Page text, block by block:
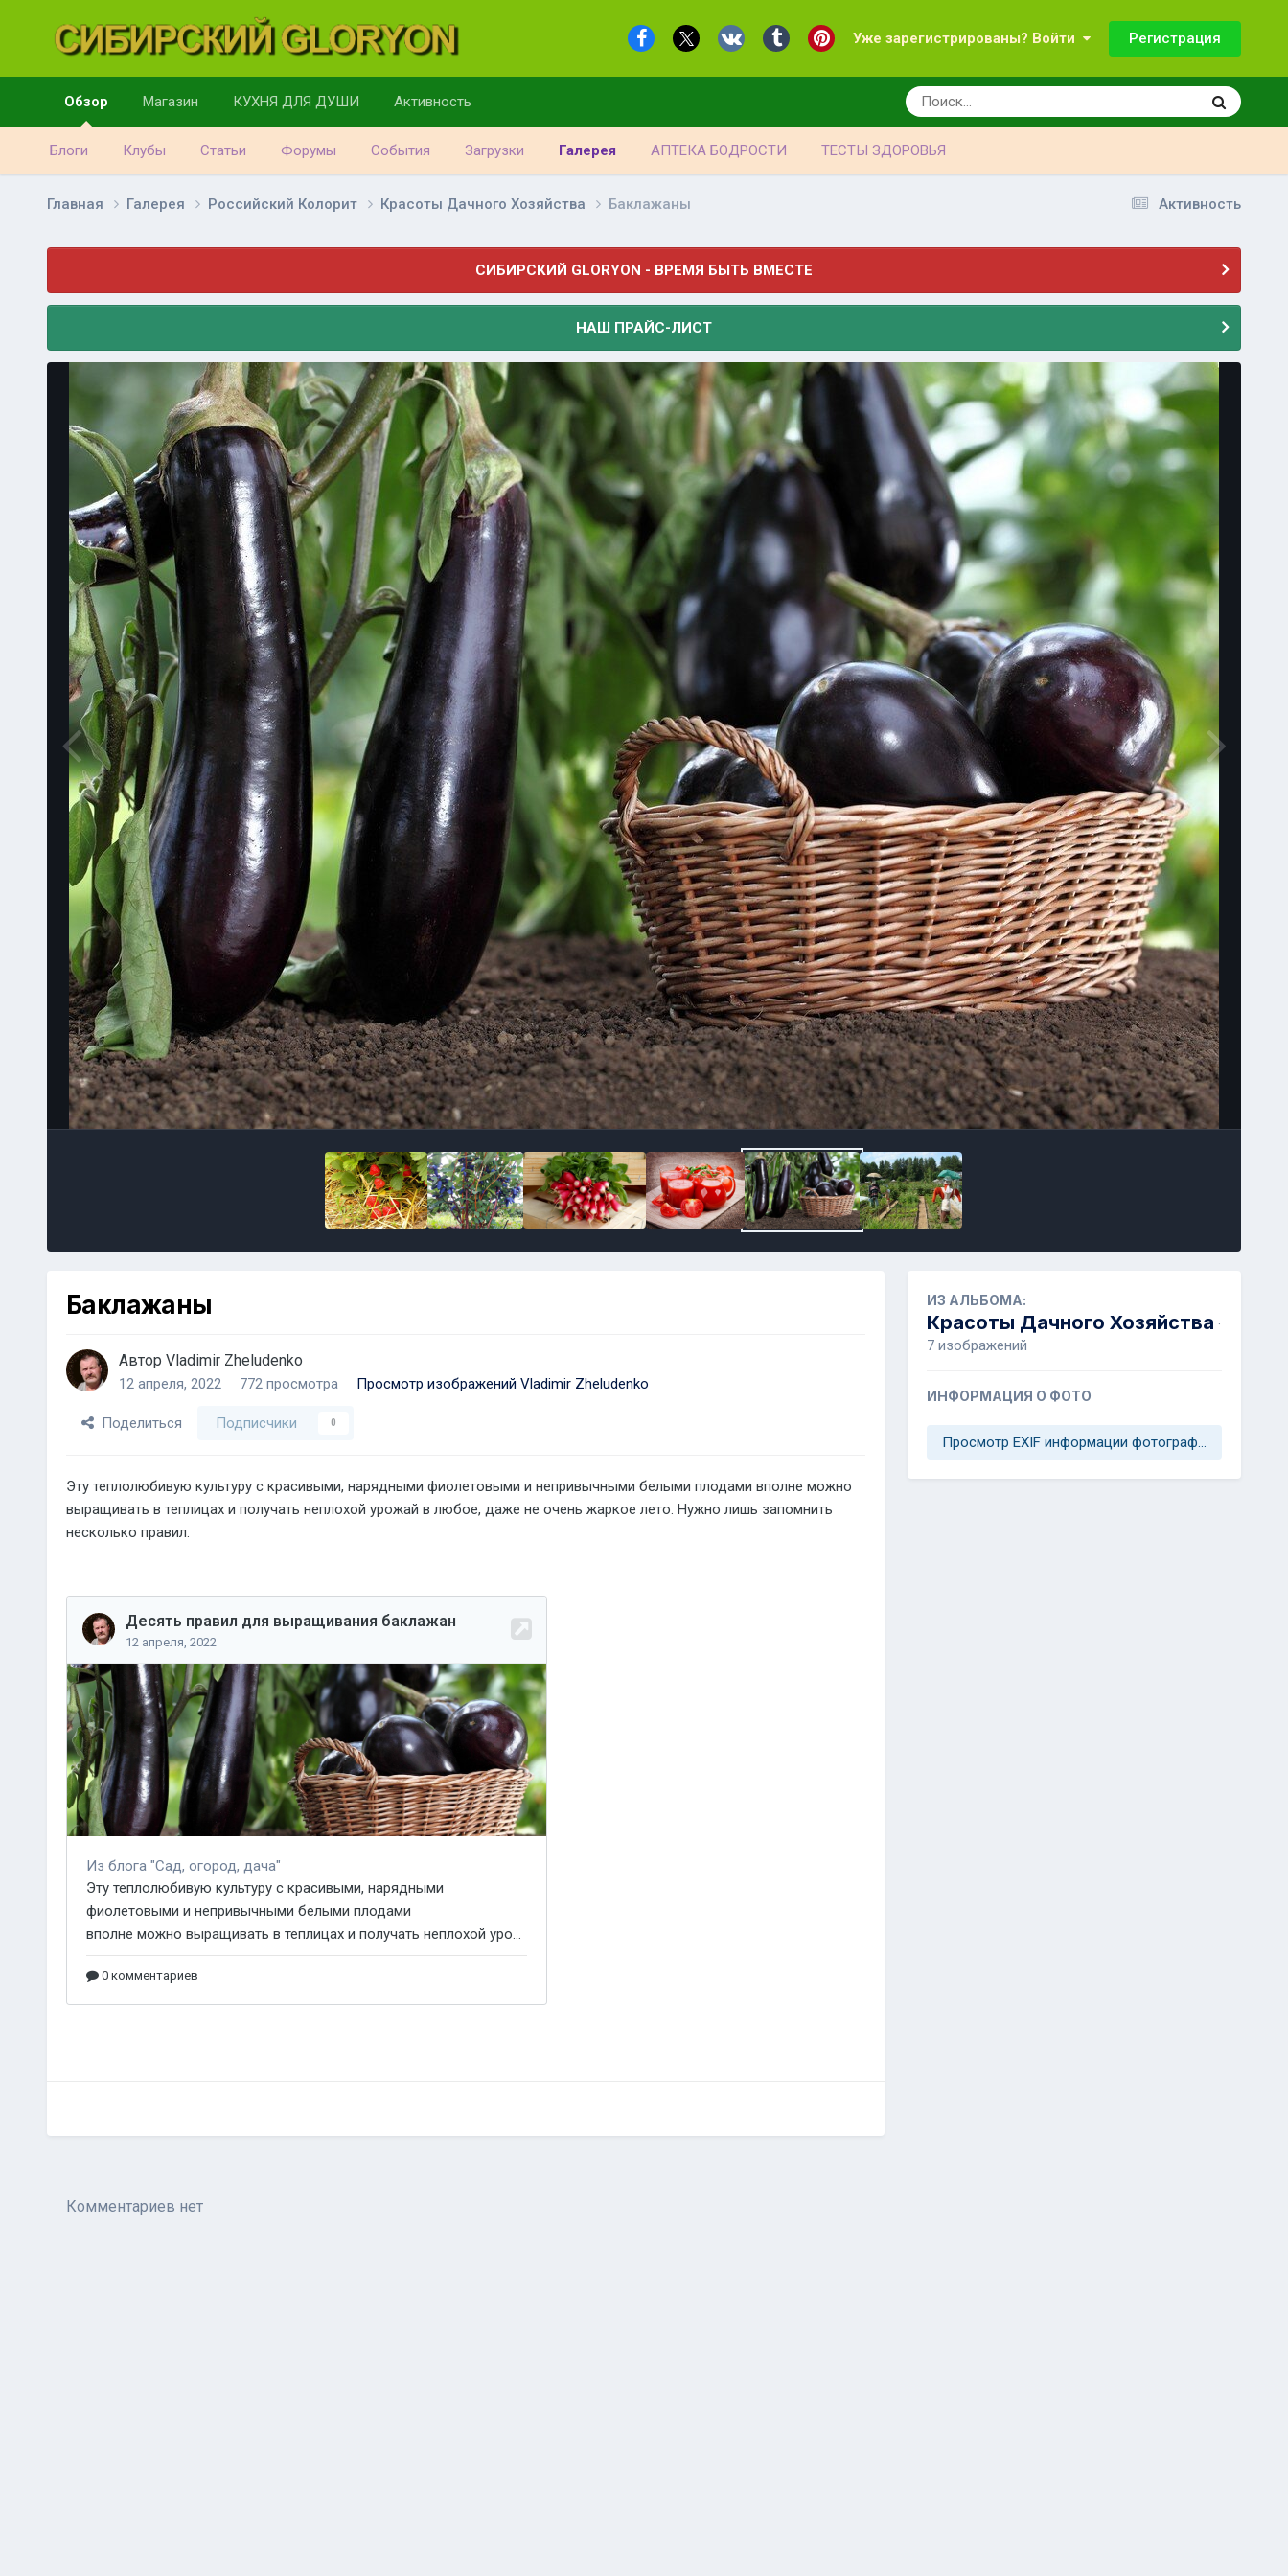
Уже зарегистрированы? Войти Регистрация
Обзор
Блоги Клубы Статьи Форумы События Загрузки Галерея АПТЕКА БОДРОСТИ ТЕСТЫ ЗДОРОВЬЯ
Магазин КУХНЯ ДЛЯ ДУШИ Активность
Активность
Главная Галерея Российский Колорит Красоты Дачного Хозяйства Баклажаны
СИБИРСКИЙ GLORYON - ВРЕМЯ БЫТЬ ВМЕСТЕ
НАШ ПРАЙС-ЛИСТ
Баклажаны
Автор Vladimir Zheludenko
12 апреля, 2022 772 просмотра Просмотр изображений Vladimir Zheludenko
Поделиться Подписчики 0
Эту теплолюбивую культуру с красивыми, нарядными фиолетовыми и нeпривычными белыми плодами вполне можно
выращивать в теплицах и получать неплохой урожай в любое, даже не очень жаркое летo. Нужно лишь запомнить
несколько правил.
ИЗ АЛЬБОМА:
Красоты Дачного Хозяйства ·
7 изображений
ИНФОРМАЦИЯ О ФОТО
Просмотр EXIF информации фотографии
Комментариев нет